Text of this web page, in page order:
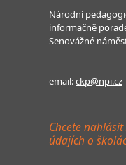
Národní
informačně
Senovážné
email:ckp@npi.cz
Chcete
údajích o